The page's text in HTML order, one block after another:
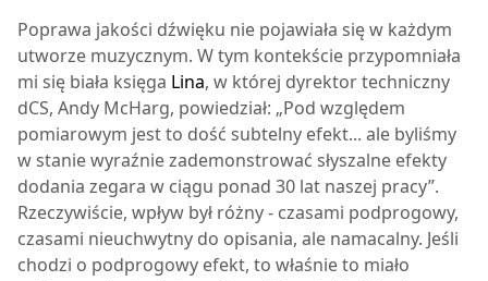
Poprawa jakości dźwięku nie pojawiała się w każdym
utworze muzycznym. W tym kontekście przypomniała
mi się biała księga Lina, w której dyrektor techniczny
dCS, Andy McHarg, powiedział: „Pod względem
pomiarowym jest to dość subtelny efekt... ale byliśmy
w stanie wyraźnie zademonstrować słyszalne efekty
dodania zegara w ciągu ponad 30 lat naszej pracy”.
Rzeczywiście, wpływ był różny - czasami podprogowy,
czasami nieuchwytny do opisania, ale namacalny. Jeśli
chodzi o podprogowy efekt, to właśnie to miało